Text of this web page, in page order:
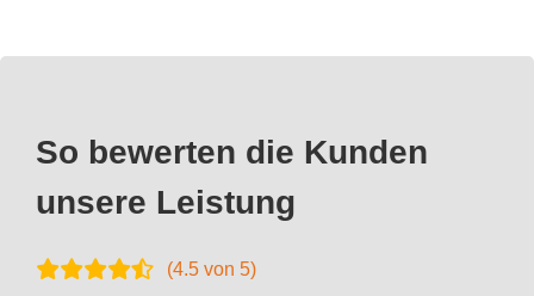
So bewerten die Kunden
unsere Leistung
(4.5 von 5)